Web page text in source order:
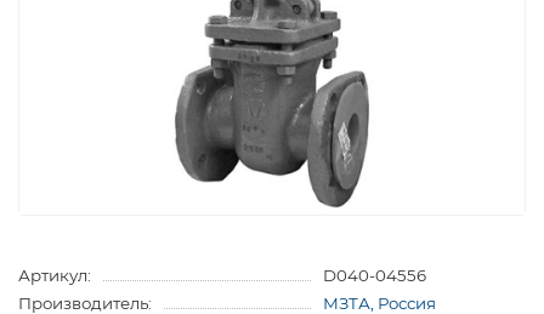
Артикул:
D040-04556
Производитель:
МЗТА, Россия